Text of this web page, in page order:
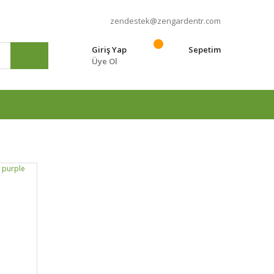
zendestek@zengardentr.com
Giriş Yap
Üye Ol
Sepetim